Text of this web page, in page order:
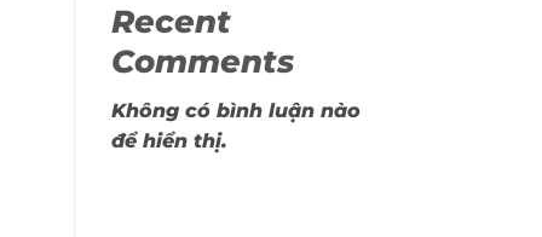
Recent
Comments
Không có bình luận nào
để hiển thị.